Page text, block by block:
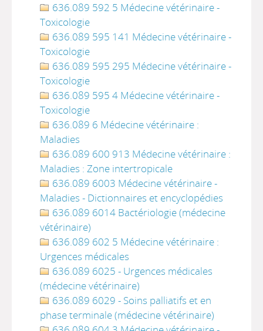
636.089 592 5 Médecine vétérinaire -
Toxicologie
636.089 595 141 Médecine vétérinaire -
Toxicologie
636.089 595 295 Médecine vétérinaire -
Toxicologie
636.089 595 4 Médecine vétérinaire -
Toxicologie
636.089 6 Médecine vétérinaire :
Maladies
636.089 600 913 Médecine vétérinaire :
Maladies : Zone intertropicale
636.089 6003 Médecine vétérinaire -
Maladies - Dictionnaires et encyclopédies
636.089 6014 Bactériologie (médecine
vétérinaire)
636.089 602 5 Médecine vétérinaire :
Urgences médicales
636.089 6025 - Urgences médicales
(médecine vétérinaire)
636.089 6029 - Soins palliatifs et en
phase terminale (médecine vétérinaire)